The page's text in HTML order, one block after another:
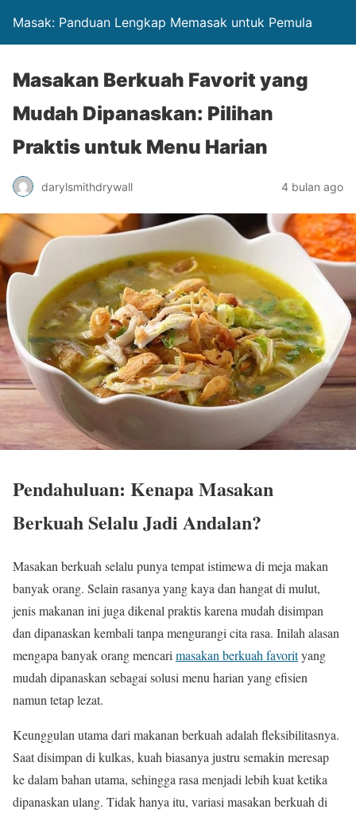
Masak: Panduan Lengkap Memasak untuk Pemula
Masakan Berkuah Favorit yang
Mudah Dipanaskan: Pilihan
Praktis untuk Menu Harian
darylsmithdrywall 4 bulan ago
Pendahuluan: Kenapa Masakan
Berkuah Selalu Jadi Andalan?
Masakan berkuah selalu punya tempat istimewa di meja makan
banyak orang. Selain rasanya yang kaya dan hangat di mulut,
jenis makanan ini juga dikenal praktis karena mudah disimpan
dan dipanaskan kembali tanpa mengurangi cita rasa. Inilah alasan
mengapa banyak orang mencarimasakan berkuah favorityang
mudah dipanaskan sebagai solusi menu harian yang efisien
namun tetap lezat.
Keunggulan utama dari makanan berkuah adalah fleksibilitasnya.
Saat disimpan di kulkas, kuah biasanya justru semakin meresap
ke dalam bahan utama, sehingga rasa menjadi lebih kuat ketika
dipanaskan ulang. Tidak hanya itu, variasi masakan berkuah di